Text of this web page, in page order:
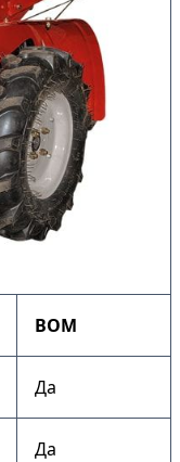
ВОМ
Да
Да